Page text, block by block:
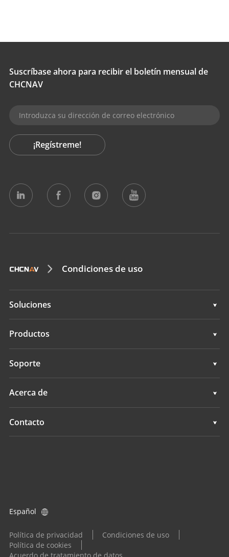
Suscríbase ahora para recibir el boletín mensual de
CHCNAV
¡Regístreme!
Condiciones de uso
Soluciones
Soluciones
Productos
Sistemas de control de máquinas
Todos los productos
Soporte
Soporte
Acerca de
Contacto
Política de privacidad
Condiciones de uso
Política de cookies
Español